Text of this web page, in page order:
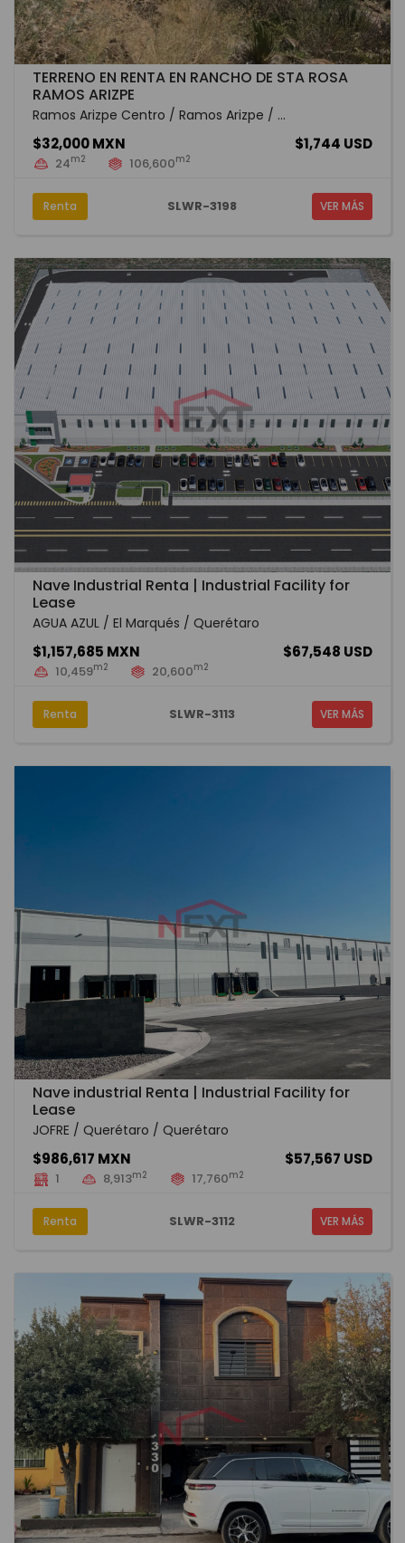
TERRENO EN RENTA EN RANCHO DE STA ROSA
RAMOS ARIZPE
Ramos Arizpe Centro / Ramos Arizpe / ...
$32,000 MXN $1,744 USD
24m2 106,600m2
Renta SLWR-3198 VER MÁS
Nave Industrial Renta | Industrial Facility for
Lease
AGUA AZUL / El Marqués / Querétaro
$1,157,685 MXN $67,548 USD
10,459m2 20,600m2
Renta SLWR-3113 VER MÁS
Nave industrial Renta | Industrial Facility for
Lease
JOFRE / Querétaro / Querétaro
$986,617 MXN $57,567 USD
1 8,913m2 17,760m2
Renta SLWR-3112 VER MÁS